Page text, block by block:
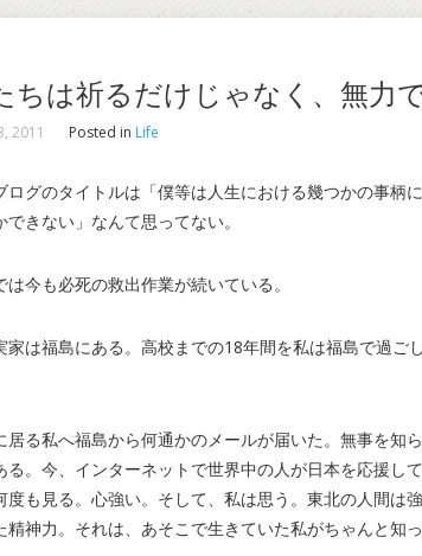
ちは祈るだけじゃなく、無力
2011 Posted in Life
ログのタイトルは「僕等は人生における幾つかの事柄
できない」なんて思ってない。
は今も必死の救出作業が続いている。
家は福島にある。高校までの18年間を私は福島で過
居る私へ福島から何通かのメールが届いた。無事を知
る。今、インターネットで世界中の人が日本を応援し
度も見る。心強い。そして、私は思う。東北の人間は
精神力。それは、あそこで生きていた私がちゃんと知っ